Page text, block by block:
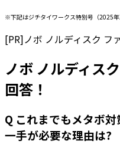
※下記はジチタイワークス特別号（2025
[PR]ノボ ノルディスク フ
ノボ ノルディス
回答！
Q これまでもメタボ
一手が必要な理由は?